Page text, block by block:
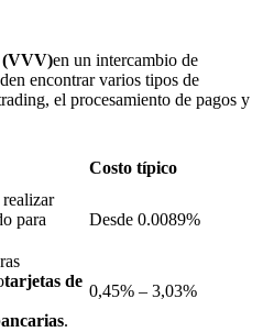
por criptomonedas
(VVV)en un intercambio de
encontrar varios tipos de
el procesamiento de pagos y
Costo típico
para
Desde 0.0089%
tarjetas de
.
0,45% – 3,03%